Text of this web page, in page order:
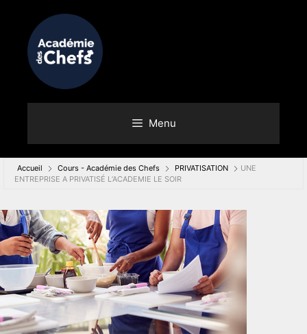
Menu
Accueil Cours - Académie des Chefs PRIVATISATION
UNE
ENTREPRISE A PRIVATISÉ L’ACADEMIE LE SOIR